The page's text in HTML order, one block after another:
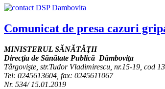
Comunicat de presa cazuri
MINISTERUL SĂNĂTĂŢII
Direcţia de Sănătate Publică Dâmboviţa
Târgovişte, str.Tudor Vladimirescu, nr.15-19, cod
Tel: 0245613604, fax: 0245611067
Nr. 534/ 15.01.2019